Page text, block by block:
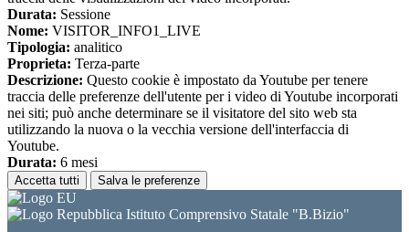
Durata: Sessione
Nome: VISITOR_INFO1_LIVE
Tipologia: analitico
Proprieta: Terza-parte
Descrizione: Questo cookie è impostato da Youtube per tenere
traccia delle preferenze dell'utente per i video di Youtube incorporati
nei siti; può anche determinare se il visitatore del sito web sta
utilizzando la nuova o la vecchia versione dell'interfaccia di
Youtube.
Durata: 6 mesi
Accetta tutti Salva le preferenze
Istituto Comprensivo Statale "B.Bizio"